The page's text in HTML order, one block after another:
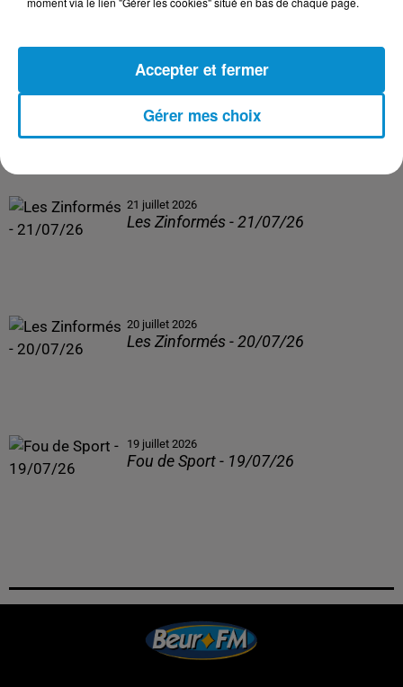
21 juillet 2026
Les Zinformés - 21/07/26
20 juillet 2026
Les Zinformés - 20/07/26
19 juillet 2026
Fou de Sport - 19/07/26
Gérer mes choix
Accepter et fermer